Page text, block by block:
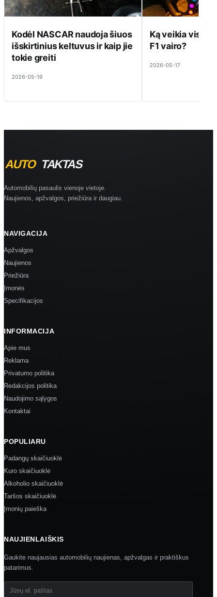
Kodėl NASCAR naudoja šiuos
išskirtinius keltuvus ir kaip jie
tokie greiti
2026-05-19
Ką veikia visi
F1 vairo?
2026-05-17
Automobilių pasaulis vienoje vietoje.
Naujienos, apžvalgos, priežiūra ir daugiau.
NAVIGACIJA
Apžvalgos
Naujienos
Priežiūra
Įmonės
Specifikacijos
INFORMACIJA
Apie mus
Reklama
Privatumo politika
Redakcijos politika
Naudojimo sąlygos
Kontaktai
POPULIARU
Padangų skaičiuoklė
Kuro skaičiuoklė
Alkoholio skaičiuoklė
Taršos skaičiuoklė
Įmonių paieška
NAUJIENLAIŠKIS
Gaukite naujausias automobilių naujienas, apžvalgas ir praktiškus
patarimus.
Jūsų el. paštas